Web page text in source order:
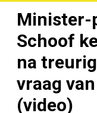
Minister-
Schoof
na
vraag
(video)